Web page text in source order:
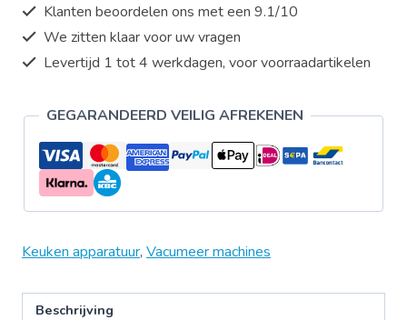
Klanten beoordelen ons met een 9.1/10
We zitten klaar voor uw vragen
Levertijd 1 tot 4 werkdagen, voor voorraadartikelen
GEGARANDEERD VEILIG AFREKENEN
Keuken apparatuur, Vacumeer machines
Beschrijving